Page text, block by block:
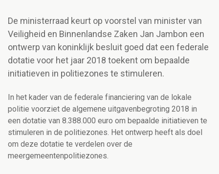
De ministerraad keurt op voorstel van minister van
Veiligheid en Binnenlandse Zaken Jan Jambon een
ontwerp van koninklijk besluit goed dat een federale
dotatie voor het jaar 2018 toekent om bepaalde
initiatieven in politiezones te stimuleren.
In het kader van de federale financiering van de lokale
politie voorziet de algemene uitgavenbegroting 2018 in
een dotatie van 8.388.000 euro om bepaalde initiatieven te
stimuleren in de politiezones. Het ontwerp heeft als doel
om deze dotatie te verdelen over de
meergemeentenpolitiezones.